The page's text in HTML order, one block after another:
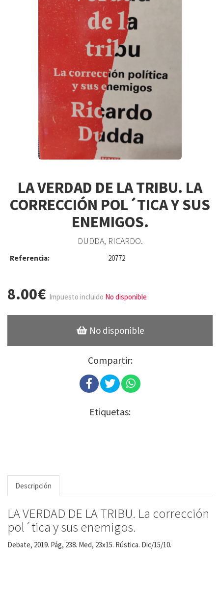
LA VERDAD DE LA TRIBU. LA
CORRECCIÓN POL´TICA Y SUS
ENEMIGOS.
DUDDA, RICARDO.
Referencia: 20772
8.00€ Impuesto incluido No disponible
No disponible
Compartir:
Etiquetas:
Descripción
LA VERDAD DE LA TRIBU. La corrección
pol´tica y sus enemigos.
Debate, 2019. Pág, 238. Med, 23x15. Rústica. Dic/15/10.